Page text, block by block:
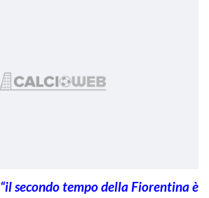
“il secondo tempo della Fiorentina è